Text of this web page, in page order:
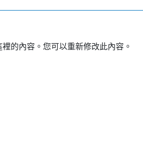
的內容。您可以重新修改此內容。